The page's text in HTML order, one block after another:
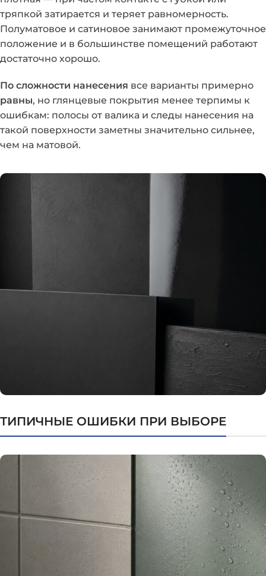
тряпкой затирается и теряет равномерность.
Полуматовое и сатиновое занимают промежуточное
положение и в большинстве помещений работают
достаточно хорошо.
По сложности нанесения все варианты примерно
равны, но глянцевые покрытия менее терпимы к
ошибкам: полосы от валика и следы нанесения на
такой поверхности заметны значительно сильнее,
чем на матовой.
ТИПИЧНЫЕ ОШИБКИ ПРИ ВЫБОРЕ